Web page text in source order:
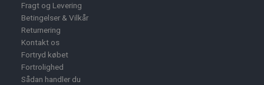
Fragt og Levering
Betingelser & Vilkår
Returnering
Kontakt os
Fortryd købet
Fortrolighed
Sådan handler du